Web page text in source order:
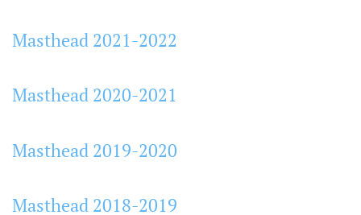
Masthead 2021-2022
Masthead 2020-2021
Masthead 2019-2020
Masthead 2018-2019